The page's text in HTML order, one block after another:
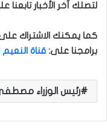
لتصلك آخر الأخبار تابعنا
كما يمكنك الاشتراك
برامجنا على: قناة النعيم
رئيس الوزراء